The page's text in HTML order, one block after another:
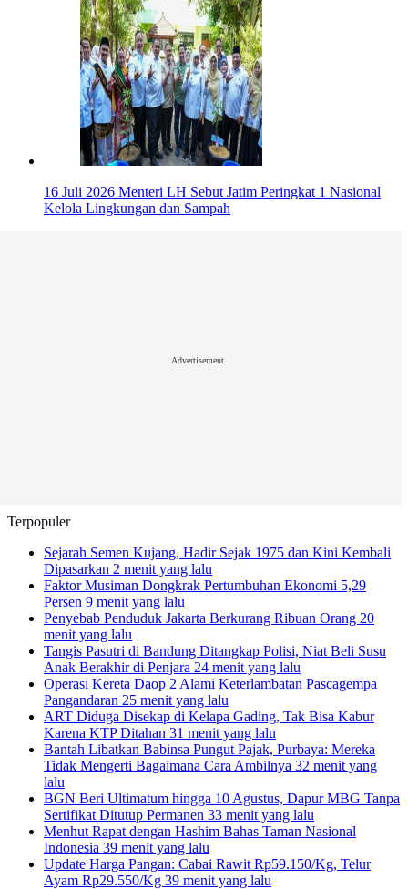
16 Juli 2026 Menteri LH Sebut Jatim Peringkat 1 Nasional
Kelola Lingkungan dan Sampah
Advertisement
Terpopuler
Sejarah Semen Kujang, Hadir Sejak 1975 dan Kini Kembali
Dipasarkan 2 menit yang lalu
Faktor Musiman Dongkrak Pertumbuhan Ekonomi 5,29
Persen 9 menit yang lalu
Penyebab Penduduk Jakarta Berkurang Ribuan Orang 20
menit yang lalu
Tangis Pasutri di Bandung Ditangkap Polisi, Niat Beli Susu
Anak Berakhir di Penjara 24 menit yang lalu
Operasi Kereta Daop 2 Alami Keterlambatan Pascagempa
Pangandaran 25 menit yang lalu
ART Diduga Disekap di Kelapa Gading, Tak Bisa Kabur
Karena KTP Ditahan 31 menit yang lalu
Bantah Libatkan Babinsa Pungut Pajak, Purbaya: Mereka
Tidak Mengerti Bagaimana Cara Ambilnya 32 menit yang
lalu
BGN Beri Ultimatum hingga 10 Agustus, Dapur MBG Tanpa
Sertifikat Ditutup Permanen 33 menit yang lalu
Menhut Rapat dengan Hashim Bahas Taman Nasional
Indonesia 39 menit yang lalu
Update Harga Pangan: Cabai Rawit Rp59.150/Kg, Telur
Ayam Rp29.550/Kg 39 menit yang lalu